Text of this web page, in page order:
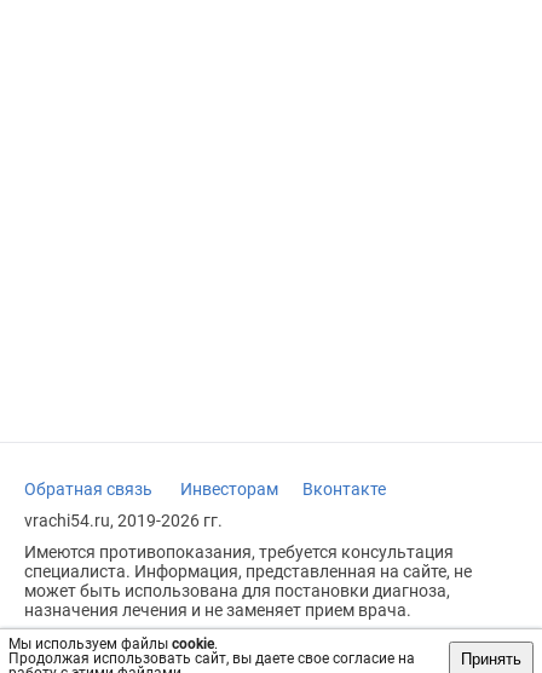
Мы используем файлы cookie.
Продолжая использовать сайт, вы даете свое согласие на
Принять
Обратная связь Инвесторам
Вконтакте
vrachi54.ru, 2019-2026 гг.
Имеются противопоказания, требуется консультация
специалиста. Информация, представленная на сайте, не
может быть использована для постановки диагноза,
назначения лечения и не заменяет прием врача.
Возрастное ограничение: 18+